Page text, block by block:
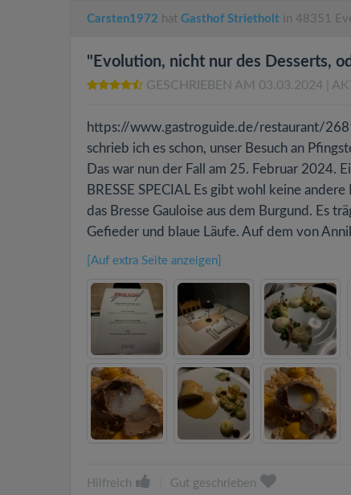
Carsten1972 hat Gasthof Strietholt in 48351
"Evolution, nicht nur des Desserts,
GESCHRIEBEN AM 03.03.2024 |
https://www.gastroguide.de/restaurant/
schrieb ich es schon, unser Besuch an
Das war nun der Fall am 25. Februar 2024.
BRESSE SPECIAL Es gibt wohl keine
das Bresse Gauloise aus dem Burgund. Es
Gefieder und blaue Läufe. Auf dem von
[Auf extra Seite anzeigen]
Hilfreich Gut geschrieben